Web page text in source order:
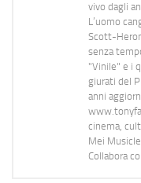
vivo dagli
L’uomo
Scott-
senza
"Vinile" e i
giurati del
anni
cinema,
Mei
Collabora